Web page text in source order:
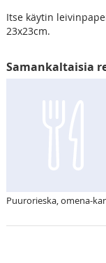
Itse käytin
23x23cm.
Samankaltaisia
Puurorieska, omena-